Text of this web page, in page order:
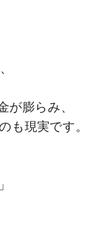
が膨らみ、
も現実です。